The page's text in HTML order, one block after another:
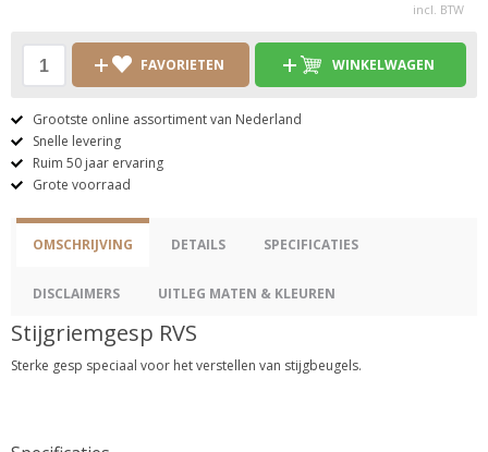
incl. BTW
FAVORIETEN WINKELWAGEN
Grootste online assortiment van Nederland
Snelle levering
Ruim 50 jaar ervaring
Grote voorraad
OMSCHRIJVING DETAILS SPECIFICATIES
DISCLAIMERS UITLEG MATEN & KLEUREN
Stijgriemgesp RVS
Sterke gesp speciaal voor het verstellen van stijgbeugels.